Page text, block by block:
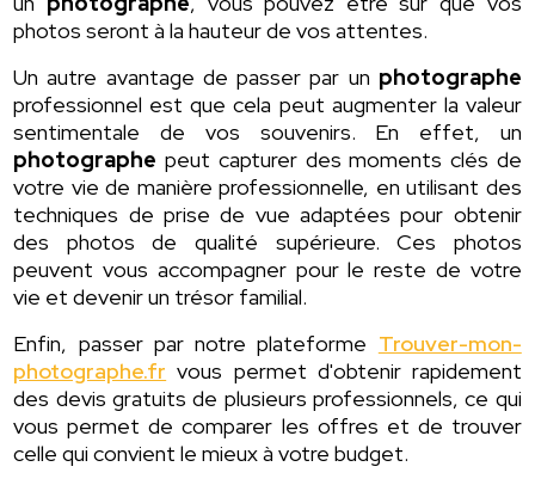
photos seront à la hauteur de vos attentes.
Un autre avantage de passer par un photographe
professionnel est que cela peut augmenter la valeur
sentimentale de vos souvenirs. En effet, un
photographe peut capturer des moments clés de
votre vie de manière professionnelle, en utilisant des
techniques de prise de vue adaptées pour obtenir
des photos de qualité supérieure. Ces photos
peuvent vous accompagner pour le reste de votre
vie et devenir un trésor familial.
Enfin, passer par notre plateforme Trouver-mon-
photographe.fr vous permet d'obtenir rapidement
des devis gratuits de plusieurs professionnels, ce qui
vous permet de comparer les offres et de trouver
celle qui convient le mieux à votre budget.